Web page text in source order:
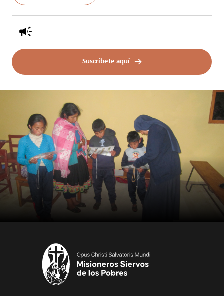
Suscríbete aquí